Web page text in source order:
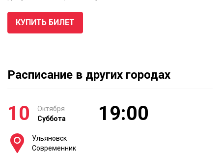
КУПИТЬ БИЛЕТ
Расписание в других городах
10
Октября
Суббота
19:00
Ульяновск
Современник